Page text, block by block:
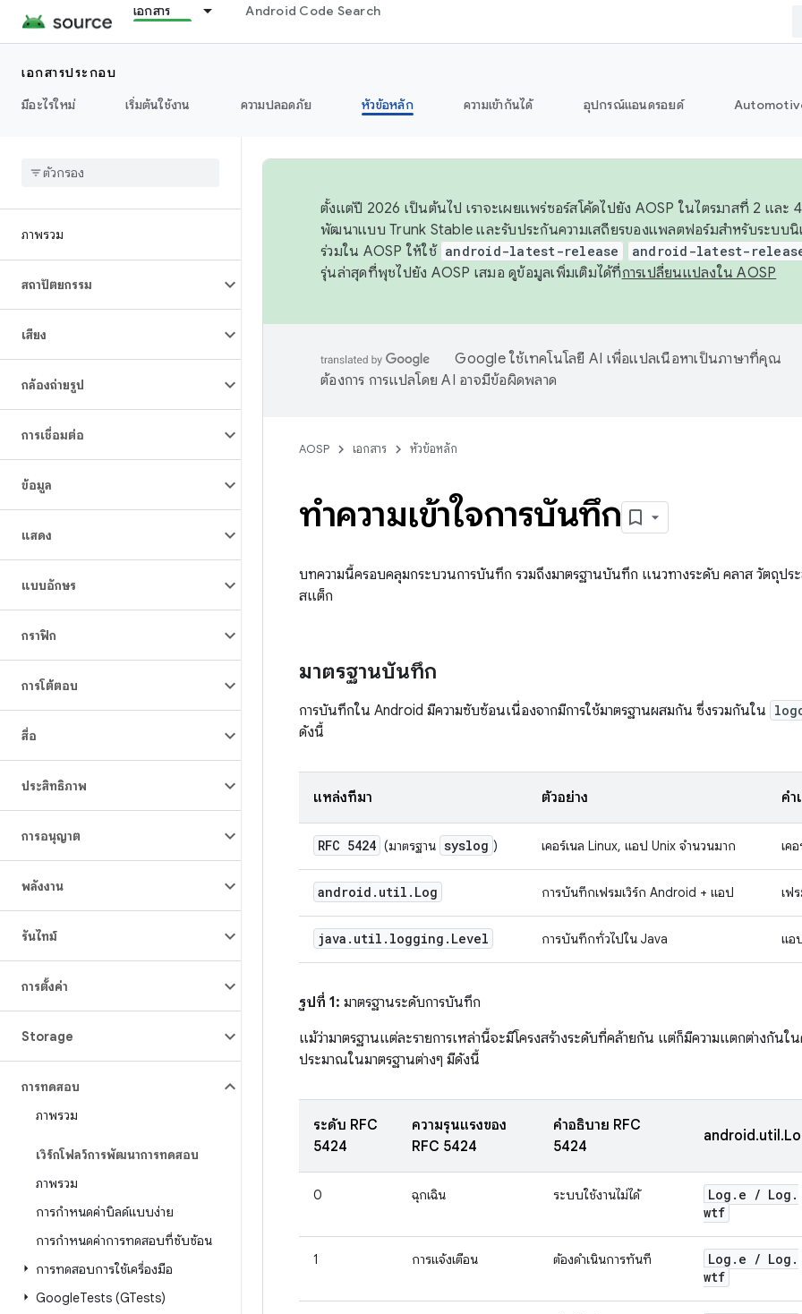
เอกสาร Android Code Search
เอกสารประกอบ
มีอะไรใหม่
เริ่มต้นใช้งาน ความปลอดภัย หัวข้อหลัก ความเข้ากันได้ อุปกรณ์แอนดรอยด์
ภาพรวม
สถาปัตยกรรม
เสียง
กล้องถ่ายรูป
การเชื่อมต่อ
ข้อมูล
แสดง
แบบอักษร
กราฟิก
การโต้ตอบ
สื่อ
ประสิทธิภาพ
การอนุญาต
พลังงาน
รันไทม์
การตั้งค่า
Storage
การทดสอบ
ภาพรวม
เวิร์กโฟลว์การพัฒนาการทดสอบ
ภาพรวม
การกำหนดค่าบิลด์แบบง่าย
การกำหนดค่าการทดสอบที่ซับซ้อน
การทดสอบการใช้เครื่องมือ
GoogleTests (GTests)
ตั้งแต่ปี 2026 เป็นต้นไป เราจะเผยแพร่ซอร์สโค้ดไปยัง AOSP ในไตรมาสที่ 2 และ
พัฒนาแบบ Trunk Stable และรับประกันความเสถียรของแพลตฟอร์มสำหรับระบบนิ
ร่วมใน AOSP ให้ใช้ android-latest-release android-latest-
รุ่นล่าสุดที่พุชไปยัง AOSP เสมอ ดูข้อมูลเพิ่มเติมได้ที่การเปลี่ยนแปลงใน AOSP
Google ใช้เทคโนโลยี AI เพื่อแปลเนื้อหาเป็นภาษาที่คุณ
ต้องการ การแปลโดย AI อาจมีข้อผิดพลาด
AOSP เอกสาร หัวข้อหลัก
ทําความเข้าใจการบันทึก
บทความนี้ครอบคลุมกระบวนการบันทึก รวมถึงมาตรฐานบันทึก แนวทางระดับ คลาส วัตถุป
สแต็ก
มาตรฐานบันทึก
การบันทึกใน Android มีความซับซ้อนเนื่องจากมีการใช้มาตรฐานผสมกัน ซึ่งรวมกันใน
ดังนี้
แหล่งที่มา ตัวอย่าง คำ
RFC 5424 (มาตรฐาน syslog ) เคอร์เนล Linux, แอป Unix จำนวนมาก เค
android . util . Log การบันทึกเฟรมเวิร์ก Android + แอป เฟ
java . util . logging . Level การบันทึกทั่วไปใน Java แอ
รูปที่ 1: มาตรฐานระดับการบันทึก
แม้ว่ามาตรฐานแต่ละรายการเหล่านี้จะมีโครงสร้างระดับที่คล้ายกัน แต่ก็มีความแตกต่างกันใ
ประมาณในมาตรฐานต่างๆ มีดังนี้
ระดับ RFC
5424
ความรุนแรงของ
RFC 5424
คำอธิบาย RFC
5424
0 ฉุกเฉิน ระบบใช้งานไม่ได้ Log . e / Log .
wtf
1 การแจ้งเตือน ต้องดำเนินการทันที Log . e / Log .
wtf